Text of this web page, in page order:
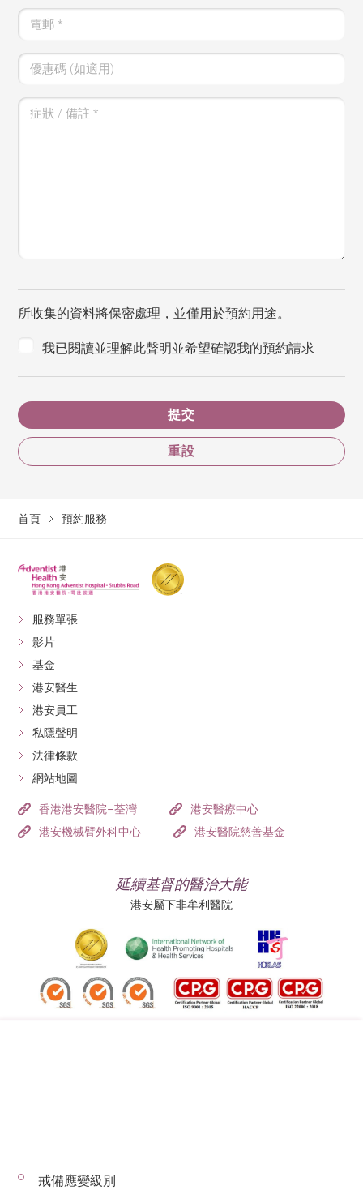
電郵*
優惠碼 (如適用)
症狀 / 備註*
所收集的資料將保密處理，並僅用於預約用途。
我已閱讀並理解此聲明並希望確認我的預約請求
提交
重設
首頁 預約服務
服務單張
影片
基金
港安醫生
港安員工
私隱聲明
法律條款
網站地圖
香港港安醫院–荃灣
港安醫療中心
港安機械臂外科中心
港安醫院慈善基金
延續基督的醫治大能
港安屬下非牟利醫院
戒備應變級別